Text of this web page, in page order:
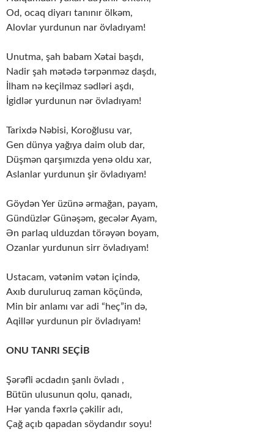
Od, ocaq diyarı tanınır ölkəm,
Alovlar yurdunun nar övladıyam!
Unutma, şah babam Xətai başdı,
Nadir şah mətədə tərpənməz daşdı,
İlham nə keçilməz sədləri aşdı,
İgidlər yurdunun nər övladıyam!
Tarixdə Nəbisi, Koroğlusu var,
Gen dünya yağıya daim olub dar,
Düşmən qarşımızda yenə oldu xar,
Aslanlar yurdunun şir övladıyam!
Göydən Yer üzünə ərmağan, payam,
Gündüzlər Günəşəm, gecələr Ayam,
Ən parlaq ulduzdan törəyən boyam,
Ozanlar yurdunun sirr övladıyam!
Ustacam, vətənim vətən içində,
Axıb duruluruq zaman köçündə,
Min bir anlamı var adi “heç”in də,
Aqillər yurdunun pir övladıyam!
ONU TANRI SEÇİB
Şərəfli əcdadın şanlı övladı ,
Bütün ulusunun qolu, qanadı,
Hər yanda fəxrlə çəkilir adı,
Çağ açıb qapadan söydandır soyu!